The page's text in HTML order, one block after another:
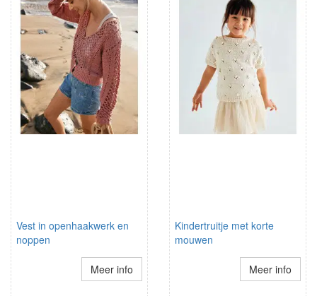
Vest in openhaakwerk en
noppen
Meer info
Kindertruitje met korte
mouwen
Meer info